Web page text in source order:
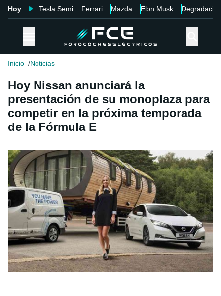
Hoy Tesla Semi Ferrari Mazda Elon Musk Degradación
Inicio Noticias
Hoy Nissan anunciará la
presentación de su monoplaza para
competir en la próxima temporada
de la Fórmula E